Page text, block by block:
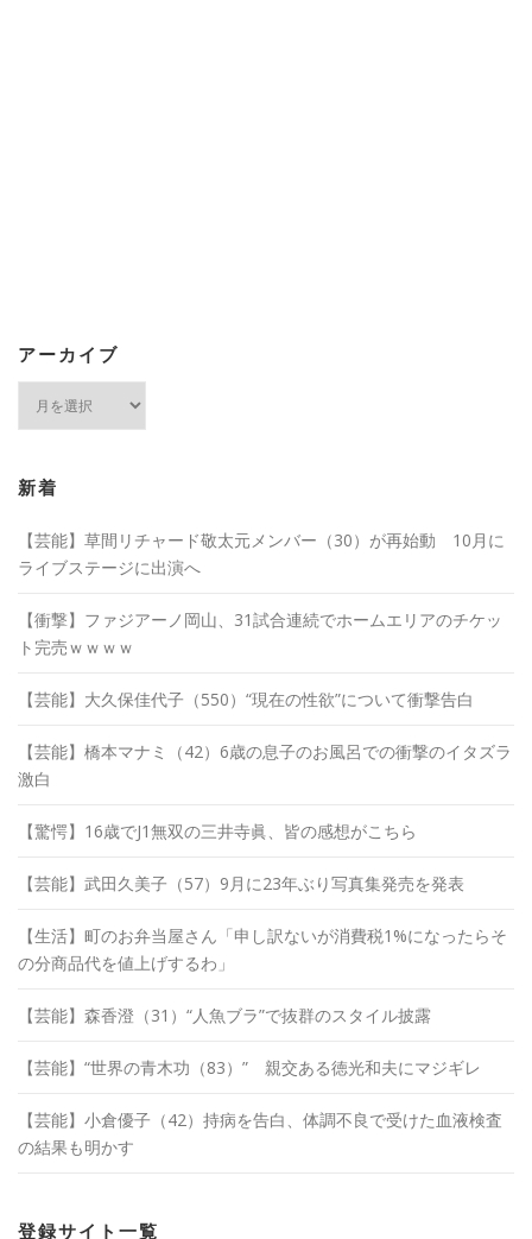
アーカイブ
ブ
新着
【芸能】草間リチャード敬太元メンバー（30）が再始動 10月に
ライブステージに出演へ
【衝撃】ファジアーノ岡山、31試合連続でホームエリアのチケッ
ト完売ｗｗｗｗ
【芸能】大久保佳代子（550）“現在の性欲”について衝撃告白
【芸能】橋本マナミ（42）6歳の息子のお風呂での衝撃のイタズラ
激白
【驚愕】16歳でJ1無双の三井寺眞、皆の感想がこちら
【芸能】武田久美子（57）9月に23年ぶり写真集発売を発表
【生活】町のお弁当屋さん「申し訳ないが消費税1%になったらそ
の分商品代を値上げするわ」
【芸能】森香澄（31）“人魚ブラ”で抜群のスタイル披露
【芸能】“世界の青木功（83）” 親交ある徳光和夫にマジギレ
【芸能】小倉優子（42）持病を告白、体調不良で受けた血液検査
の結果も明かす
登録サイト一覧